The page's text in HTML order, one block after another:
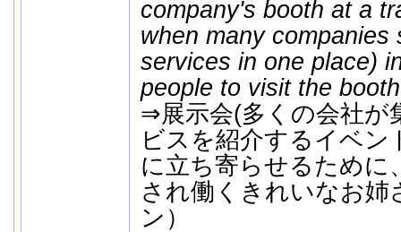
company's booth at a
when many companies
services in one place)
people to visit the booth
⇒展示会(多くの会社が
ビスを紹介するイベン
に立ち寄らせるために
され働くきれいなお姉
ン）